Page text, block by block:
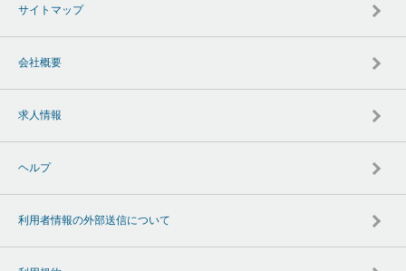
サイトマップ
会社概要
求人情報
ヘルプ
利用者情報の外部送信について